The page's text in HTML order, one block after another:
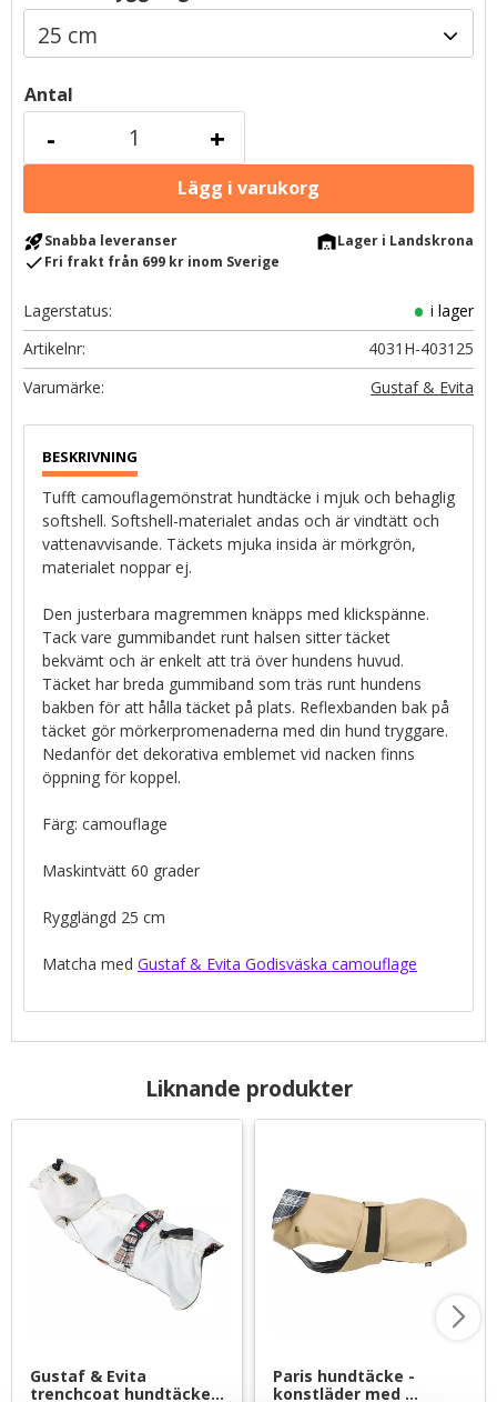
Antal
+
-
rocket_launchSnabba leveranser warehouseLager i Landskrona
checkFri frakt från 699 kr inom Sverige
Lagerstatus
i lager
Artikelnr
4031H-403125
Gustaf & Evita
Tufft camouflagemönstrat hundtäcke i mjuk och behaglig
softshell. Softshell-materialet andas och är vindtätt och
vattenavvisande. Täckets mjuka insida är mörkgrön,
materialet noppar ej.
Den justerbara magremmen knäpps med klickspänne.
Tack vare gummibandet runt halsen sitter täcket
bekvämt och är enkelt att trä över hundens huvud.
Täcket har breda gummiband som träs runt hundens
bakben för att hålla täcket på plats. Reflexbanden bak på
täcket gör mörkerpromenaderna med din hund tryggare.
Nedanför det dekorativa emblemet vid nacken finns
öppning för koppel.
Färg: camouflage
Maskintvätt 60 grader
Rygglängd 25 cm
Matcha med Gustaf & Evita Godisväska camouflage
Liknande produkter
Gustaf & Evita
trenchcoat hundtäcke
Paris hundtäcke -
konstläder med